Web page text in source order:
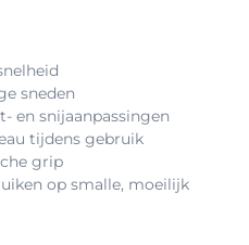
sneden
en snijaanpassingen
tijdens gebruik
grip
op smalle, moeilijk